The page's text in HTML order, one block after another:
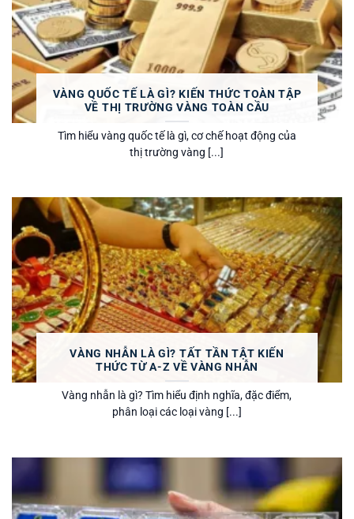
VÀNG QUỐC TẾ LÀ GÌ? KIẾN THỨC TOÀN TẬP
VỀ THỊ TRƯỜNG VÀNG TOÀN CẦU
Tìm hiểu vàng quốc tế là gì, cơ chế hoạt động của
thị trường vàng [...]
VÀNG NHẪN LÀ GÌ? TẤT TẦN TẬT KIẾN
THỨC TỪ A-Z VỀ VÀNG NHẪN
Vàng nhẫn là gì? Tìm hiểu định nghĩa, đặc điểm,
phân loại các loại vàng [...]